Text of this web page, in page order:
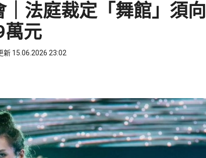
｜法庭裁定「舞館」須向
萬元
新 15.06.2026 23:02